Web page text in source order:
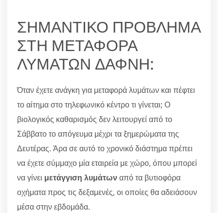
ΣΗΜΑΝΤΙΚΟ ΠΡΟΒΛΗΜΑ
ΣΤΗ ΜΕΤΑΦΟΡΑ
ΛΥΜΑΤΩΝ ΔΑΦΝΗ:
Όταν έχετε ανάγκη για μεταφορά λυμάτων και πέφτει
το αίτημα στο τηλεφωνικό κέντρο τι γίνεται; Ο
βιολογικός καθαρισμός δεν λειτουργεί από το
Σάββατο το απόγευμα μέχρι τα ξημερώματα της
Δευτέρας. Άρα σε αυτό το χρονικό διάστημα πρέπει
να έχετε σύμμαχο μία εταιρεία με χώρο, όπου μπορεί
να γίνει μετάγγιση λυμάτωναπό τα βυτιοφόρα
οχήματα προς τις δεξαμενές, οι οποίες θα αδειάσουν
μέσα στην εβδομάδα.